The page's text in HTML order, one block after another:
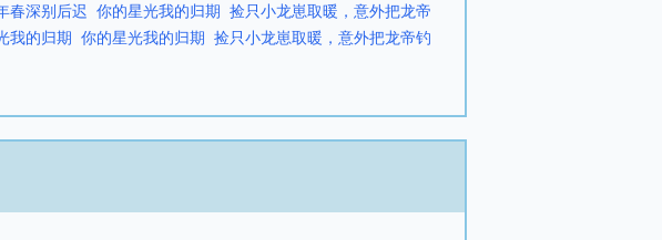
春深别后迟 你的星光我的归期 捡只小龙崽取暖，意外把龙帝
我的归期 你的星光我的归期 捡只小龙崽取暖，意外把龙帝钓